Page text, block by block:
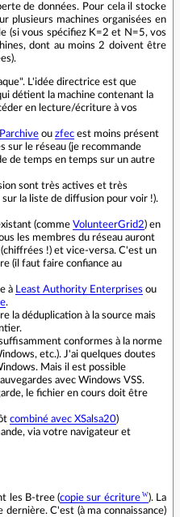
de données. Pour cela il stocke
plusieurs machines organisées en
(si vous spécifiez K=2 et N=5, vos
dont au moins 2 doivent être
L'idée directrice est que
détient la machine contenant la
en lecture/écriture à vos
Parchive ou zfec est moins présent
sur le réseau (je recommande
de temps en temps sur un autre
sont très actives et très
la liste de diffusion pour voir !).
(comme VolunteerGrid2) en
les membres du réseau auront
!) et vice-versa. C'est un
(il faut faire confiance au
à
Least Authority Enterprises ou
.
la déduplication à la source mais
conformes à la norme
etc.). J'ai quelques doutes
Mais il est possible
avec Windows VSS.
le fichier en cours doit être
combiné avec XSalsa20)
via votre navigateur et
les B-tree (copie sur écriture
). La
C'est (à ma connaissance)